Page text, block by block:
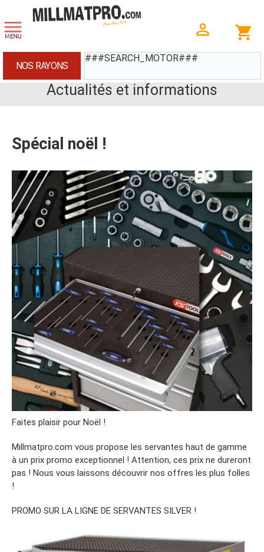
###SEARCH_MOTOR###
NOS RAYONS
Actualités et informations
Spécial noël !
Faites plaisir pour Noël !
Millmatpro.com vous propose les servantes haut de gamme
à un prix promo exceptionnel ! Attention, ces prix ne dureront
pas ! Nous vous laissons découvrir nos offres les plus folles
!
PROMO SUR LA LIGNE DE SERVANTES SILVER !